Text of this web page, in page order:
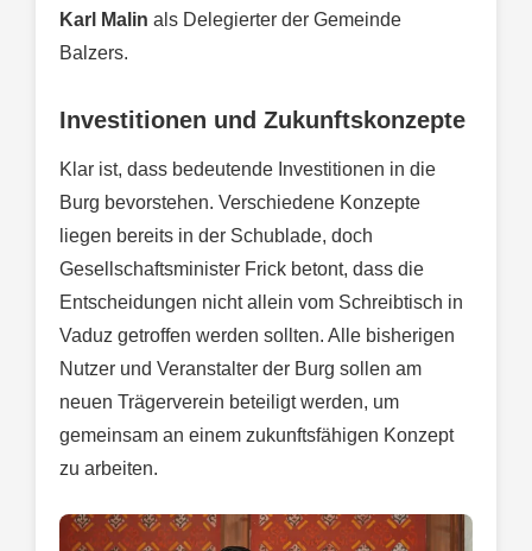
Karl Malin als Delegierter der Gemeinde
Balzers.
Investitionen und Zukunftskonzepte
Klar ist, dass bedeutende Investitionen in die
Burg bevorstehen. Verschiedene Konzepte
liegen bereits in der Schublade, doch
Gesellschaftsminister Frick betont, dass die
Entscheidungen nicht allein vom Schreibtisch in
Vaduz getroffen werden sollten. Alle bisherigen
Nutzer und Veranstalter der Burg sollen am
neuen Trägerverein beteiligt werden, um
gemeinsam an einem zukunftsfähigen Konzept
zu arbeiten.